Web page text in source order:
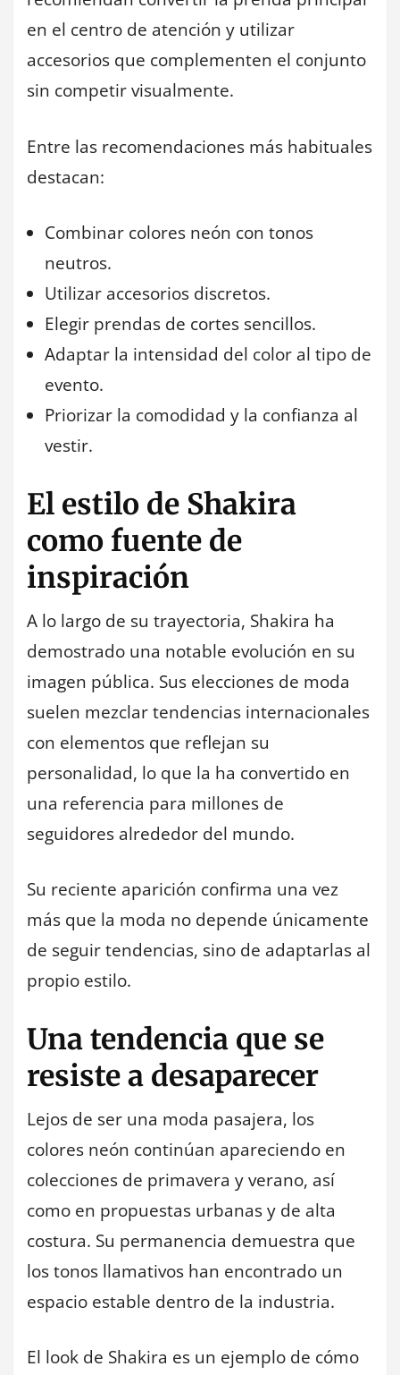
en el centro de atención y utilizar
accesorios que complementen el conjunto
sin competir visualmente.
Entre las recomendaciones más habituales
destacan:
Combinar colores neón con tonos
neutros.
Utilizar accesorios discretos.
Elegir prendas de cortes sencillos.
Adaptar la intensidad del color al tipo de
evento.
Priorizar la comodidad y la confianza al
vestir.
El estilo de Shakira
como fuente de
inspiración
A lo largo de su trayectoria, Shakira ha
demostrado una notable evolución en su
imagen pública. Sus elecciones de moda
suelen mezclar tendencias internacionales
con elementos que reflejan su
personalidad, lo que la ha convertido en
una referencia para millones de
seguidores alrededor del mundo.
Su reciente aparición confirma una vez
más que la moda no depende únicamente
de seguir tendencias, sino de adaptarlas al
propio estilo.
Una tendencia que se
resiste a desaparecer
Lejos de ser una moda pasajera, los
colores neón continúan apareciendo en
colecciones de primavera y verano, así
como en propuestas urbanas y de alta
costura. Su permanencia demuestra que
los tonos llamativos han encontrado un
espacio estable dentro de la industria.
El look de Shakira es un ejemplo de cómo